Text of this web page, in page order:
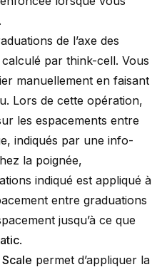
de l’axe des
par think-cell. Vous
manuellement en faisant
Lors de cette opération,
les espacements entre
indiqués par une info-
la poignée,
indiqué est appliqué à
entre graduations
jusqu’à ce que
.
permet d’appliquer la